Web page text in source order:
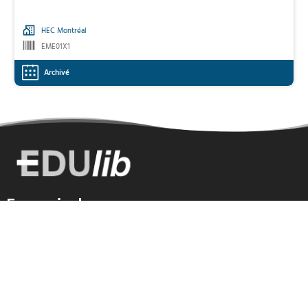
HEC Montréal
EME01X1
Archivé
En savoir plus